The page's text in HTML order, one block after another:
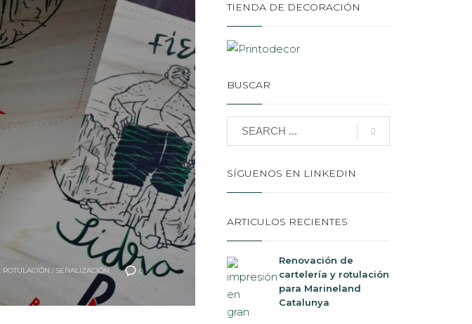
0
ROTULACIÓN / SEÑALIZACIÓN
TIENDA DE DECORACIÓN
BUSCAR
SÍGUENOS EN LINKEDIN
ARTICULOS RECIENTES
Renovación de
cartelería y rotulación
para Marineland
Catalunya